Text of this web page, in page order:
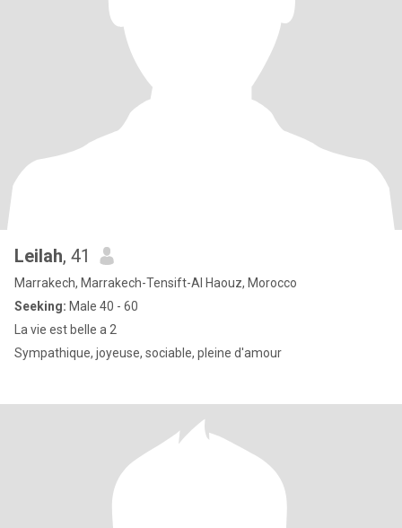
Leilah, 41
Marrakech, Marrakech-Tensift-Al Haouz, Morocco
Seeking: Male 40 - 60
La vie est belle a 2
Sympathique, joyeuse, sociable, pleine d'amour